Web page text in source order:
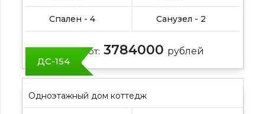
Спален - 4 Санузел - 2
Цена от: 3784000 рублей
ДС-154
Одноэтажный дом коттедж